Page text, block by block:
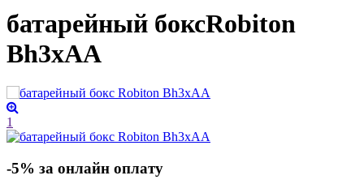
батарейный боксRobiton
Bh3xAA
1
-5% за онлайн оплату